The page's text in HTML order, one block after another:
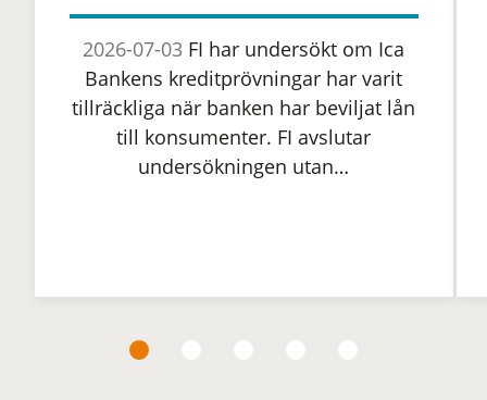
2026-07-03 FI har undersökt om Ica
Bankens kreditprövningar har varit
tillräckliga när banken har beviljat lån
till konsumenter. FI avslutar
undersökningen utan…